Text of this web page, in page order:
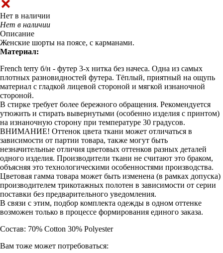
Нет в наличии
Нет в наличии
Описание
Женские шорты на поясе, с карманами.
Материал:
French terry б/н - футер 3-х нитка без начеса. Одна из самых
плотных разновидностей футера. Тёплый, приятный на ощупь
материал с гладкой лицевой стороной и мягкой изнаночной
стороной.
В стирке требует более бережного обращения. Рекомендуется
утюжить и стирать вывернутыми (особенно изделия с принтом)
на изнаночную сторону при температуре 30 градусов.
ВНИМАНИЕ! Оттенок цвета ткани может отличаться в
зависимости от партии товара, также могут быть
незначительные отличия цветовых оттенков разных деталей
одного изделия. Производители ткани не считают это браком,
объясняя это технологическими особенностями производства.
Цветовая гамма товара может быть изменена (в рамках допуска)
производителем трикотажных полотен в зависимости от серии
поставки без предварительного уведомления.
В связи с этим, подбор комплекта одежды в одном оттенке
возможен только в процессе формирования единого заказа.
Состав: 70% Cotton 30% Polyester
Вам тоже может потребоваться: